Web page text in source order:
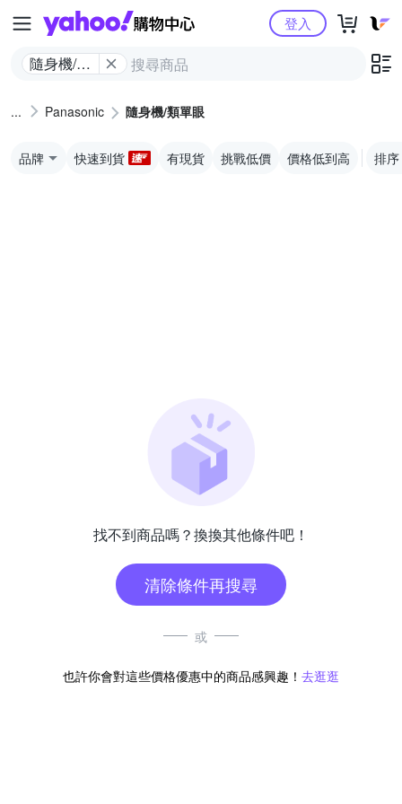
Yahoo購物中心
隨身機/類
登入
Panasonic 隨身機/類單眼
品牌 快速到貨 有現貨 挑戰低價 價格低到高 排序
找不到商品嗎？換換其他條件吧！
清除條件再搜尋
或
也許你會對這些價格優惠中的商品感興趣！ 去逛逛